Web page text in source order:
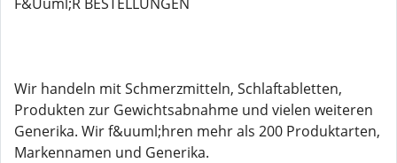
Wir handeln mit Schmerzmitteln, Schlaftabletten,
Produkten zur Gewichtsabnahme und vielen weiteren
Generika. Wir f&uuml;hren mehr als 200 Produktarten,
Markennamen und Generika.